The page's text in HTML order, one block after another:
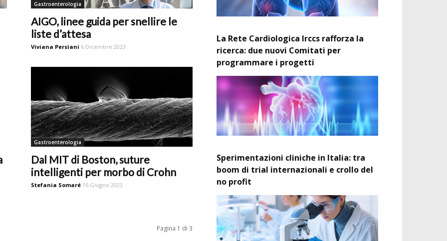
Gastroenterologia
AIGO, linee guida per snellire le
liste d’attesa
Viviana Persiani 6 Dicembre 2023
Gastroenterologia
Dal MIT di Boston, suture
intelligenti per morbo di Crohn
Stefania Somaré 16 Giugno 2023
Pagina 1 di 3
La Rete Cardiologica Irccs rafforza la
ricerca: due nuovi Comitati per
programmare i progetti
Sperimentazioni cliniche in Italia: tra
boom di trial internazionali e crollo del
no profit